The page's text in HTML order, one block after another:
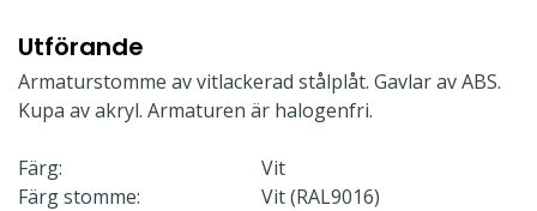
Utförande
Armaturstomme av vitlackerad stålplåt. Gavlar av ABS.
Kupa av akryl. Armaturen är halogenfri.
Färg:
Vit
Färg stomme:
Vit (RAL9016)